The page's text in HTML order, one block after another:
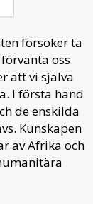
försöker ta
oss
att vi själva
I första hand
de enskilda
Kunskapen
av Afrika och